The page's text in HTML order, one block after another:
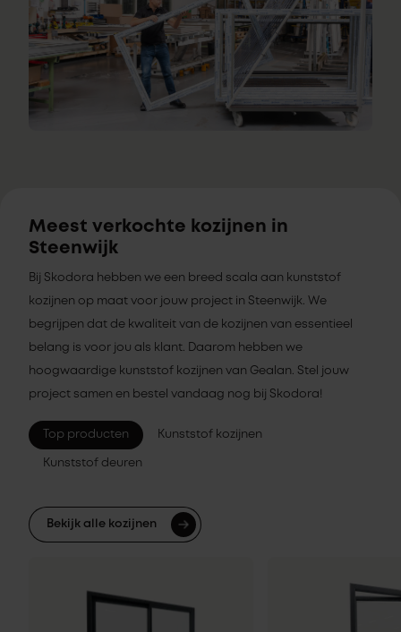
Meest verkochte kozijnen in
Steenwijk
Bij Skodora hebben we een breed scala aan kunststof
kozijnen op maat voor jouw project in Steenwijk. We
begrijpen dat de kwaliteit van de kozijnen van essentieel
belang is voor jou als klant. Daarom hebben we
hoogwaardige kunststof kozijnen van Gealan. Stel jouw
project samen en bestel vandaag nog bij Skodora!
Top producten Kunststof kozijnen
Kunststof deuren
Bekijk alle kozijnen